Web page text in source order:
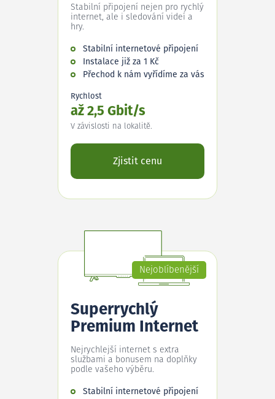
Stabilní připojení nejen pro rychlý
internet, ale i sledování videí a
hry.
Stabilní internetové připojení
Instalace již za 1 Kč
Přechod k nám vyřídíme za vás
Rychlost
až 2,5 Gbit/s
V závislosti na lokalitě.
Zjistit cenu
Nejoblíbenější
Superrychlý
Premium Internet
Nejrychlejší internet s extra
službami a bonusem na doplňky
podle vašeho výběru.
Stabilní internetové připojení